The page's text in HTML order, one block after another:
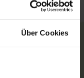
Über Cookies